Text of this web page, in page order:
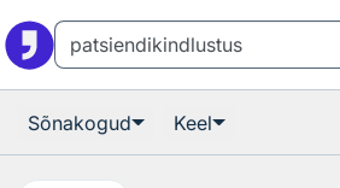
Sõnakogud Keel